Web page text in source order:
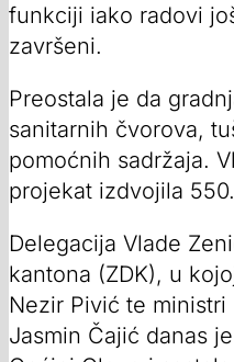
funkciji iako radovi
završeni.
Preostala je da
sanitarnih čvorova,
pomoćnih sadržaja.
projekat izdvojila
Delegacija Vlade
kantona (ZDK), u
Nezir Pivić te
Jasmin Čajić danas